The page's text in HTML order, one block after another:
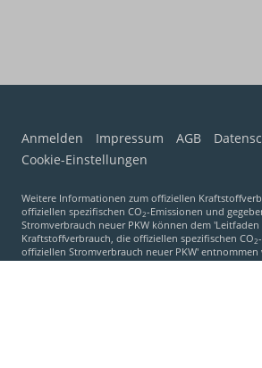
Anmelden Impressum AGB
Cookie-Einstellungen
Weitere Informationen zum offiziellen
offiziellen spezifischen CO2-Emissionen und
Stromverbrauch neuer PKW können dem
Kraftstoffverbrauch, die offiziellen spezifischen CO2
offiziellen Stromverbrauch neuer PKW' entnommen